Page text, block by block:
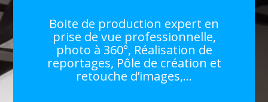
Boite de production expert en
prise de vue professionnelle,
photo à 360°, Réalisation de
reportages, Pôle de création et
retouche d’images,…